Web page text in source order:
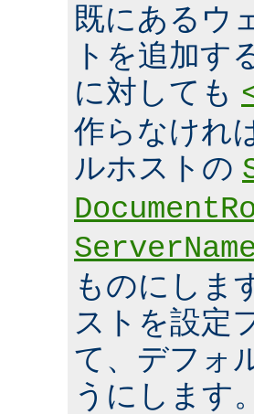
既にあるウ
トを追加す
に対しても
作らなけれ
ルホストの
ものにしま
ストを設定
て、デフォ
うにします。